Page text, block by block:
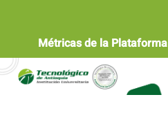
Contenido
principal
Barra
lateral
Métricas de la Plataforma